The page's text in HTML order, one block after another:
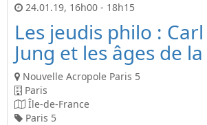
24.01.19, 16h00 - 18h15
Les jeudis philo :
Jung et les âges de
Nouvelle Acropole Paris 5
Paris
Île-de-France
Paris 5